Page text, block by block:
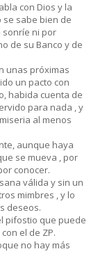
con Dios y la
se sabe bien de
sonríe ni por
de su Banco y de
unas próximas
un pacto con
habida cuenta de
para nada , y
al menos
aunque haya
se mueva , por
conocer.
válida y sin un
mimbres , y lo
deseos.
pifostio que puede
el de ZP.
no hay más